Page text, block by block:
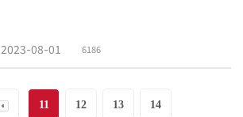
2023-08-01 6186
11 12 13 14